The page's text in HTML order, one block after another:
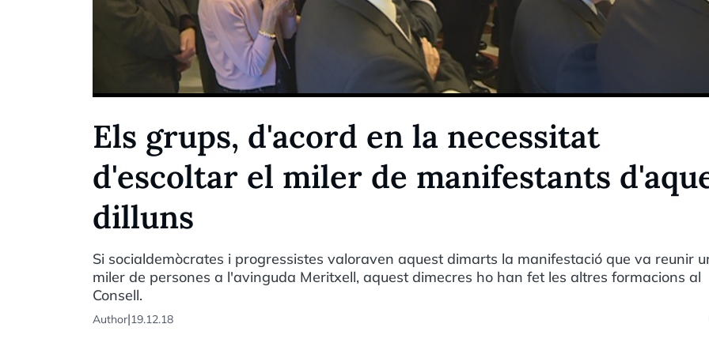
Els grups, d'acord en la necessitat
d'escoltar el miler de manifestants
dilluns
Si socialdemòcrates i progressistes valoraven aquest dimarts la manifestació que va reunir
miler de persones a l'avinguda Meritxell, aquest dimecres ho han fet les altres formacions al
Consell.
Author|19.12.18